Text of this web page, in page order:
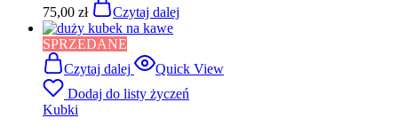
75,00 zł Czytaj dalej
SPRZEDANE
Czytaj dalej
Quick View
Dodaj do listy życzeń
Kubki